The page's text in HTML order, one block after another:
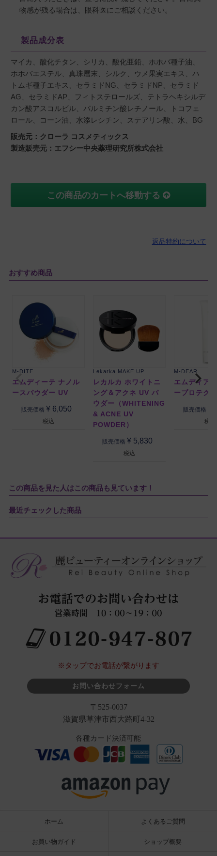
物感が残る場合は、眼科医にご相談ください。
製品成分表
マイカ、酸化チタン、シリカ、酸化亜鉛、ホホバ種子油、
ホホバエステル、真珠層末、シルク、ウメ果実エキス、ハ
トムギ種子エキス、セラミドNG、セラミドNP、セラミド
AG、セラミドAP、フィトステロールズ、テトラヘキシルデ
カン酸アスコルビル、パルミチン酸レチノール、トコフェ
ロール、コーン油、水添レシチン、ステアリン酸、水、BG
販売元：クローラ コスメティックス
製造販売元：エフシー中央薬理研究所株式会社
この商品のカートへ移動する
返品特約について
おすすめ商品
M-DITE
エムディーテ ナノル
ースパウダー UV
販売価格 ¥ 6,050
税込
Lekarka MAKE UP
レカルカ ホワイトニ
ング＆アクネ UV パ
ウダー（WHITENING
& ACNE UV
POWDER）
販売価格 ¥ 5,830
税込
M-DEAR
エムディア
ープロテク
販売価格 ¥
税込
この商品を見た人はこの商品も見ています！
最近チェックした商品
※タップでお電話が繋がります
お問い合わせフォーム
〒525-0037
滋賀県草津市西大路町4-32
各種カード決済可能
ホーム よくあるご質問
お買い物ガイド ショップ概要